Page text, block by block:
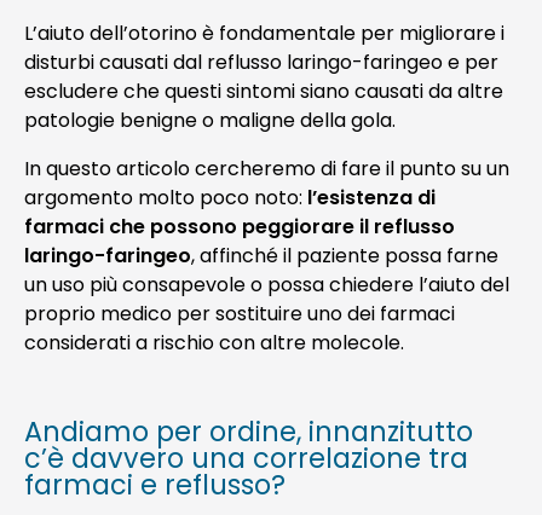
L’aiuto dell’otorino è fondamentale per migliorare i
disturbi causati dal reflusso laringo-faringeo e per
escludere che questi sintomi siano causati da altre
patologie benigne o maligne della gola.
In questo articolo cercheremo di fare il punto su un
argomento molto poco noto: l’esistenza di
farmaci che possono peggiorare il reflusso
laringo-faringeo, affinché il paziente possa farne
un uso più consapevole o possa chiedere l’aiuto del
proprio medico per sostituire uno dei farmaci
considerati a rischio con altre molecole.
Andiamo per ordine, innanzitutto
c’è davvero una correlazione tra
farmaci e reflusso?